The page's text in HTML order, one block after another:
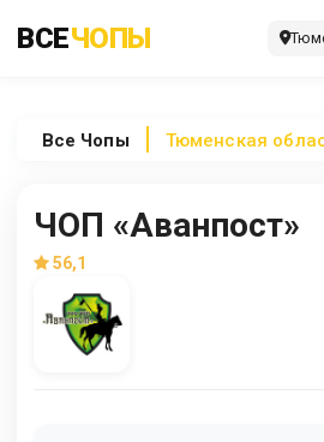
ВСЕЧОПЫ
Все Чопы Тюменская
ЧОП «Аванпост»
56,1